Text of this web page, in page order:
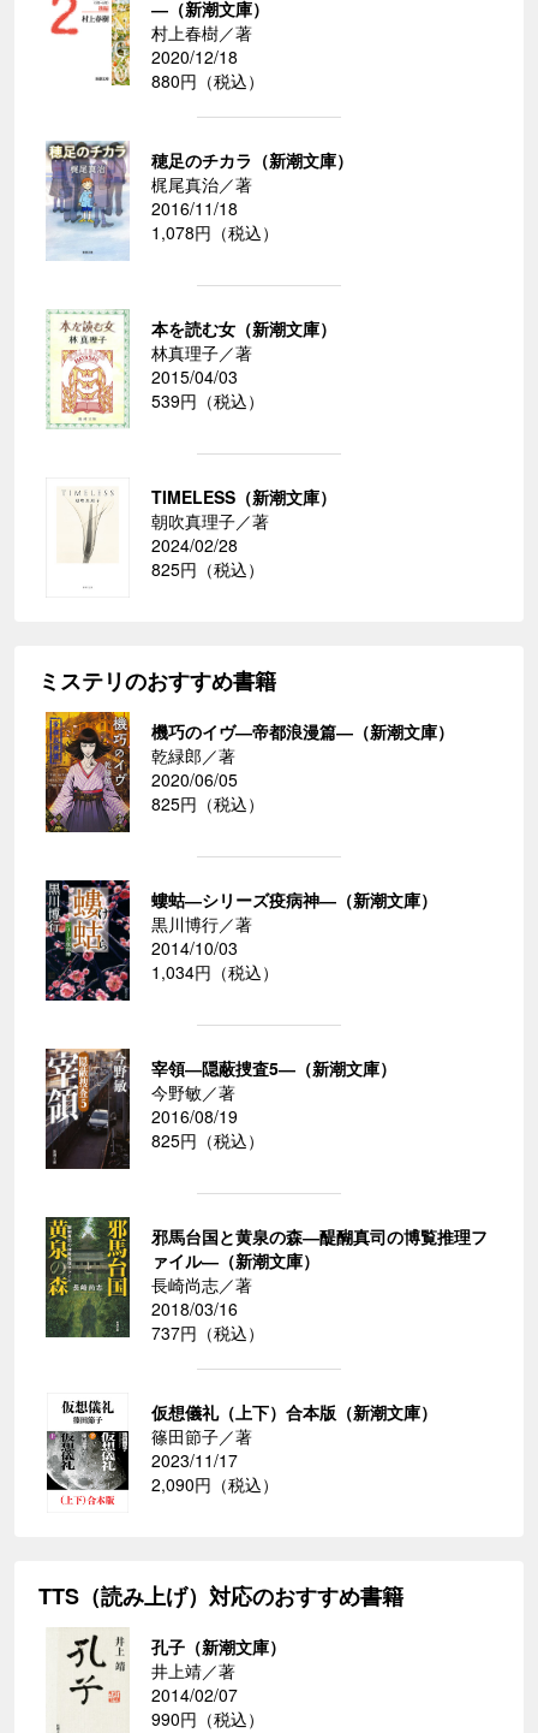
―（新潮文庫）
村上春樹／著
2020/12/18
880円（税込）
穂足のチカラ（新潮文庫）
梶尾真治／著
2016/11/18
1,078円（税込）
本を読む女（新潮文庫）
林真理子／著
2015/04/03
539円（税込）
TIMELESS（新潮文庫）
朝吹真理子／著
2024/02/28
825円（税込）
ミステリのおすすめ書籍
機巧のイヴ―帝都浪漫篇―（新潮文庫）
乾緑郎／著
2020/06/05
825円（税込）
螻蛄―シリーズ疫病神―（新潮文庫）
黒川博行／著
2014/10/03
1,034円（税込）
宰領―隠蔽捜査5―（新潮文庫）
今野敏／著
2016/08/19
825円（税込）
邪馬台国と黄泉の森―醍醐真司の博覧推理フ
ァイル―（新潮文庫）
長崎尚志／著
2018/03/16
737円（税込）
仮想儀礼（上下）合本版（新潮文庫）
篠田節子／著
2023/11/17
2,090円（税込）
TTS（読み上げ）対応のおすすめ書籍
孔子（新潮文庫）
井上靖／著
2014/02/07
990円（税込）